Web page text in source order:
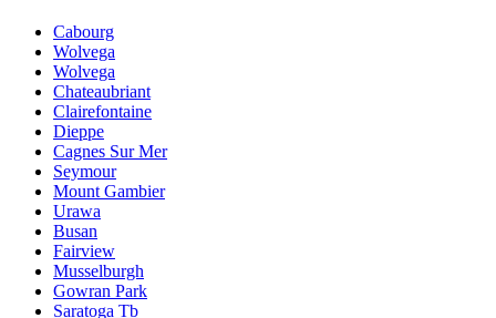
Cabourg
Wolvega
Wolvega
Chateaubriant
Clairefontaine
Dieppe
Cagnes Sur Mer
Seymour
Mount Gambier
Urawa
Busan
Fairview
Musselburgh
Gowran Park
Saratoga Tb